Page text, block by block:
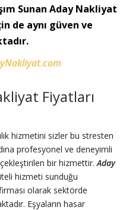
Sunan Aday Nakliyat
de aynı güven ve
Fiyatları
hizmetini sizler bu stresten
profesyonel ve deneyimli
bir hizmettir. Aday
hizmeti sunduğu
olarak sektörde
Eşyaların hasar